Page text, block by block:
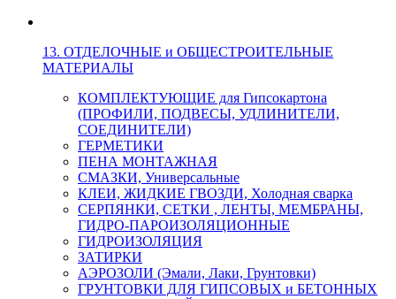
13. ОТДЕЛОЧНЫЕ и ОБЩЕСТРОИТЕЛЬНЫЕ
МАТЕРИАЛЫ
КОМПЛЕКТУЮЩИЕ для Гипсокартона
(ПРОФИЛИ, ПОДВЕСЫ, УДЛИНИТЕЛИ,
СОЕДИНИТЕЛИ)
ГЕРМЕТИКИ
ПЕНА МОНТАЖНАЯ
СМАЗКИ, Универсальные
КЛЕИ, ЖИДКИЕ ГВОЗДИ, Холодная сварка
СЕРПЯНКИ, СЕТКИ , ЛЕНТЫ, МЕМБРАНЫ,
ГИДРО-ПАРОИЗОЛЯЦИОННЫЕ
ГИДРОИЗОЛЯЦИЯ
ЗАТИРКИ
АЭРОЗОЛИ (Эмали, Лаки, Грунтовки)
ГРУНТОВКИ ДЛЯ ГИПСОВЫХ и БЕТОННЫХ